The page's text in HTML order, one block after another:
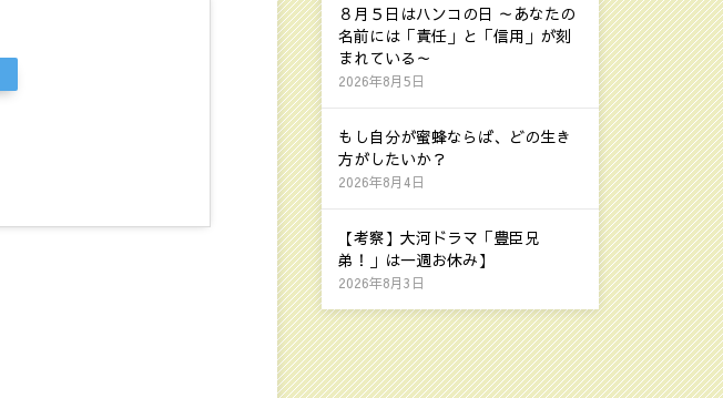
８月５日はハンコの日 ～あなたの
名前には「責任」と「信用」が刻
まれている～
2026年8月5日
もし自分が蜜蜂ならば、どの生き
方がしたいか？
2026年8月4日
【考察】大河ドラマ「豊臣兄
弟！」は一週お休み】
2026年8月3日